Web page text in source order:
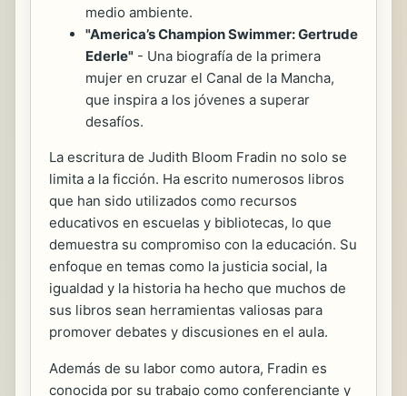
medio ambiente.
"America’s Champion Swimmer: Gertrude
Ederle" - Una biografía de la primera
mujer en cruzar el Canal de la Mancha,
que inspira a los jóvenes a superar
desafíos.
La escritura de Judith Bloom Fradin no solo se
limita a la ficción. Ha escrito numerosos libros
que han sido utilizados como recursos
educativos en escuelas y bibliotecas, lo que
demuestra su compromiso con la educación. Su
enfoque en temas como la justicia social, la
igualdad y la historia ha hecho que muchos de
sus libros sean herramientas valiosas para
promover debates y discusiones en el aula.
Además de su labor como autora, Fradin es
conocida por su trabajo como conferenciante y